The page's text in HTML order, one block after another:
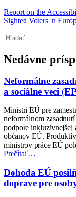
Report on the
Sighted Voters in
Preskočiť
späť
na
hlavnú
Hľadať:
Nedávne
Neformálne
a sociálne veci
Ministri EÚ pre
neformálnom
podpore inkluzívnejšej
občanov EÚ.
ministrov práce EÚ
Prečítať“Neformálne
ministrov
pre
zamestnanosť
…
Dohoda EÚ
doprave pre